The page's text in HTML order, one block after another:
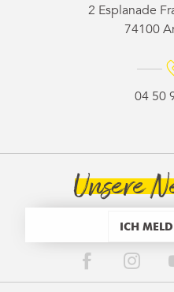
2 Esplanade
74100
04 50
Unsere
ICH